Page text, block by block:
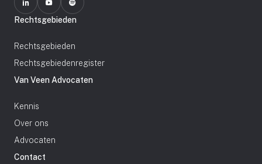
Rechtsgebieden
Rechtsgebieden
Rechtsgebiedenregister
Van Veen Advocaten
Kennis
Over ons
Advocaten
Contact